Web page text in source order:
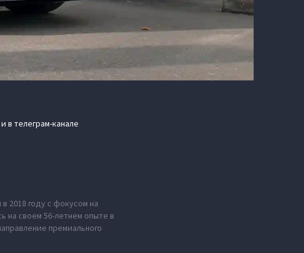
и в телеграм-канале
2018 году с фокусом на
на своем 56-летнем опыте в
премиального